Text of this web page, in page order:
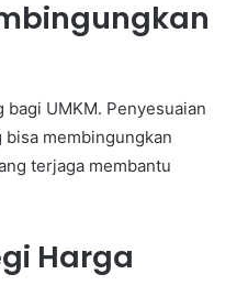
UMKM. Penyesuaian
membingungkan
terjaga membantu
Harga